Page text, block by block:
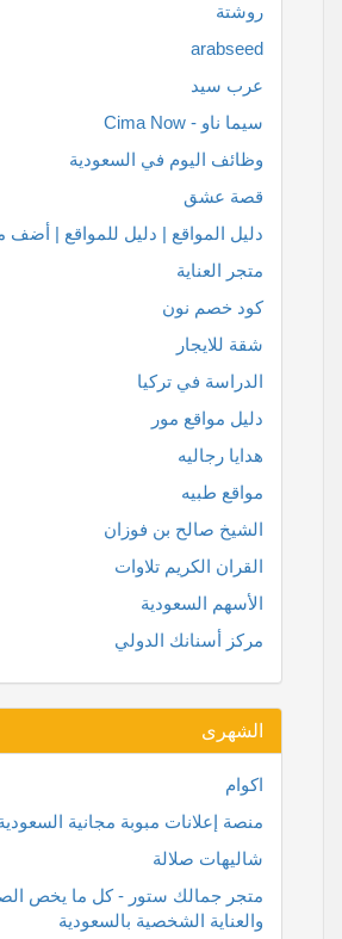
روشتة
arabseed
عرب سيد
سيما ناو - Cima Now
وظائف اليوم في السعودية
قصة عشق
دليل المواقع | دليل للمواقع | أضف
متجر العناية
كود خصم نون
شقة للايجار
الدراسة في تركيا
دليل مواقع مور
هدايا رجاليه
مواقع طبيه
الشيخ صالح بن فوزان
القران الكريم تلاوات
الأسهم السعودية
مركز أسنانك الدولي
الشهرى
اكوام
منصة إعلانات مبوبة مجانية
شاليهات صلالة
متجر جمالك ستور - كل ما يخص
والعناية الشخصية بالسعودية